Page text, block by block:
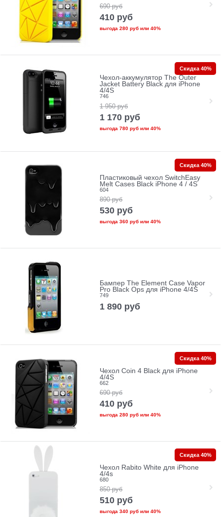
690 руб
410 руб
выгода 280 рубили 40%
Чехол-аккумулятор The Outer
Jacket Battery Black для iPhone
4/4S
746
1 950 руб
1 170 руб
выгода 780 рубили 40%
Скидка 40%
Пластиковый чехол SwitchEasy
Melt Cases Black iPhone 4 / 4S
604
890 руб
530 руб
выгода 360 рубили 40%
Скидка 40%
Бампер The Element Case Vapor
Pro Black Ops для iPhone 4/4S
749
1 890 руб
Чехол Coin 4 Black для iPhone
4/4S
662
690 руб
410 руб
выгода 280 рубили 40%
Скидка 40%
Чехол Rabito White для iPhone
4/4s
680
850 руб
510 руб
выгода 340 рубили 40%
Скидка 40%